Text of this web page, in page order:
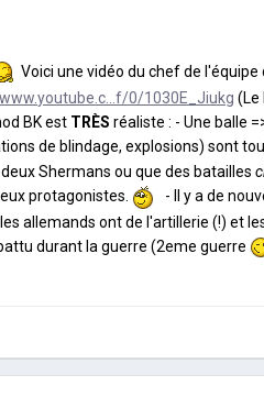
Voici une vidéo du chef de
0/1030E_Jiukg (Le
BK est TRÈS réaliste : - Une balle
de blindage, explosions) sont
Shermans ou que des batailles
protagonistes.
- Il y a de
allemands ont de l'artillerie (!) et
durant la guerre (2eme guerre